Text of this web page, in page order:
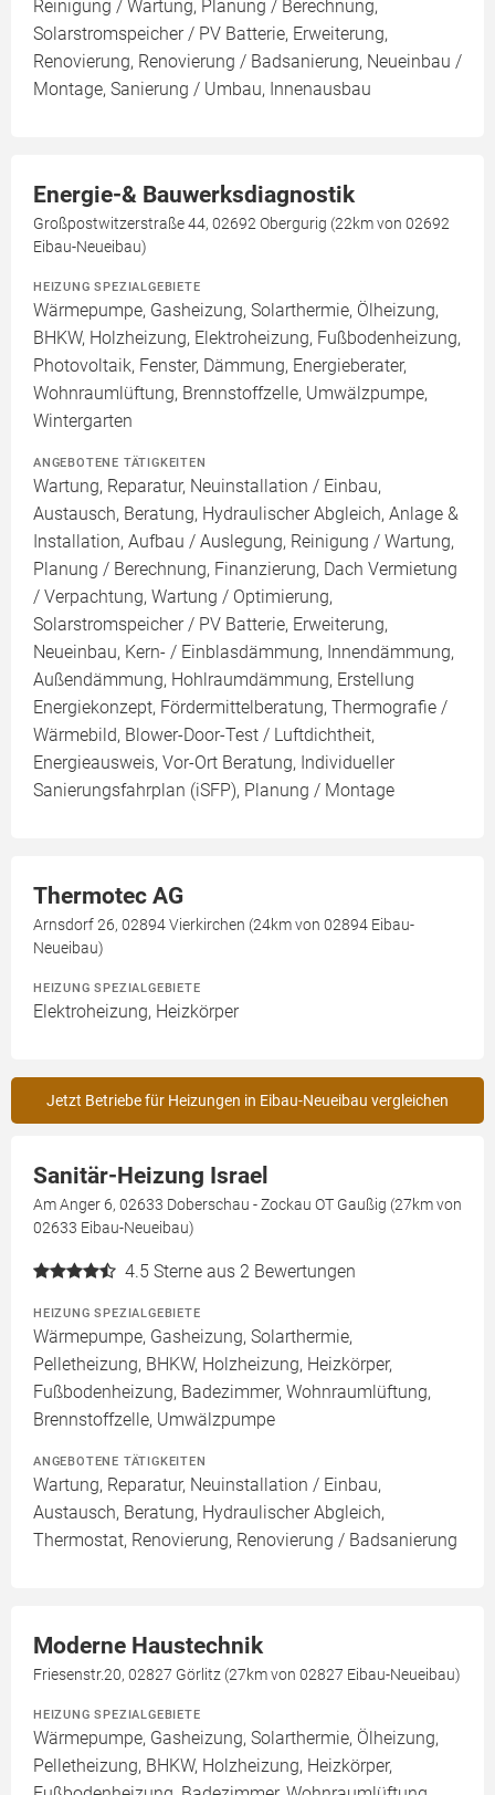
Reinigung / Wartung, Planung / Berechnung,
Solarstromspeicher / PV Batterie, Erweiterung,
Renovierung, Renovierung / Badsanierung, Neueinbau /
Montage, Sanierung / Umbau, Innenausbau
Energie-& Bauwerksdiagnostik
Großpostwitzerstraße 44, 02692 Obergurig (22km von 02692
Eibau-Neueibau)
HEIZUNG SPEZIALGEBIETE
Wärmepumpe, Gasheizung, Solarthermie, Ölheizung,
BHKW, Holzheizung, Elektroheizung, Fußbodenheizung,
Photovoltaik, Fenster, Dämmung, Energieberater,
Wohnraumlüftung, Brennstoffzelle, Umwälzpumpe,
Wintergarten
ANGEBOTENE TÄTIGKEITEN
Wartung, Reparatur, Neuinstallation / Einbau,
Austausch, Beratung, Hydraulischer Abgleich, Anlage &
Installation, Aufbau / Auslegung, Reinigung / Wartung,
Planung / Berechnung, Finanzierung, Dach Vermietung
/ Verpachtung, Wartung / Optimierung,
Solarstromspeicher / PV Batterie, Erweiterung,
Neueinbau, Kern- / Einblasdämmung, Innendämmung,
Außendämmung, Hohlraumdämmung, Erstellung
Energiekonzept, Fördermittelberatung, Thermografie /
Wärmebild, Blower-Door-Test / Luftdichtheit,
Energieausweis, Vor-Ort Beratung, Individueller
Sanierungsfahrplan (iSFP), Planung / Montage
Thermotec AG
Arnsdorf 26, 02894 Vierkirchen (24km von 02894 Eibau-
Neueibau)
HEIZUNG SPEZIALGEBIETE
Elektroheizung, Heizkörper
Jetzt Betriebe für Heizungen in Eibau-Neueibau vergleichen
Sanitär-Heizung Israel
Am Anger 6, 02633 Doberschau - Zockau OT Gaußig (27km von
02633 Eibau-Neueibau)
4.5 Sterne aus 2 Bewertungen
HEIZUNG SPEZIALGEBIETE
Wärmepumpe, Gasheizung, Solarthermie,
Pelletheizung, BHKW, Holzheizung, Heizkörper,
Fußbodenheizung, Badezimmer, Wohnraumlüftung,
Brennstoffzelle, Umwälzpumpe
ANGEBOTENE TÄTIGKEITEN
Wartung, Reparatur, Neuinstallation / Einbau,
Austausch, Beratung, Hydraulischer Abgleich,
Thermostat, Renovierung, Renovierung / Badsanierung
Moderne Haustechnik
Friesenstr.20, 02827 Görlitz (27km von 02827 Eibau-Neueibau)
HEIZUNG SPEZIALGEBIETE
Wärmepumpe, Gasheizung, Solarthermie, Ölheizung,
Pelletheizung, BHKW, Holzheizung, Heizkörper,